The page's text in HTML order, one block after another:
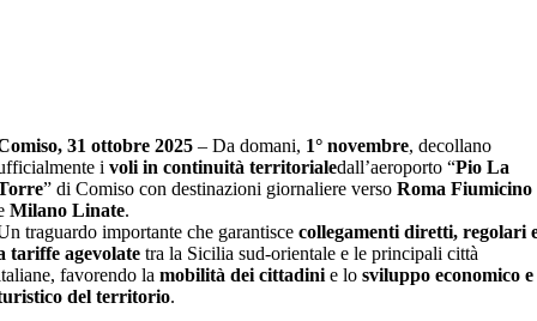
31 ottobre 2025 – Da domani, 1° novembre, decollano
ivoli in continuità territorialedall’aeroporto “Pio La
” di Comiso con destinazioni giornaliere versoRoma Fiumicino
Milano Linate.
traguardo importante che garantiscecollegamenti diretti, regolari
tariffe agevolate tra la Sicilia sud-orientale e le principali città
favorendo lamobilità dei cittadini e losviluppo economico e
del territorio.